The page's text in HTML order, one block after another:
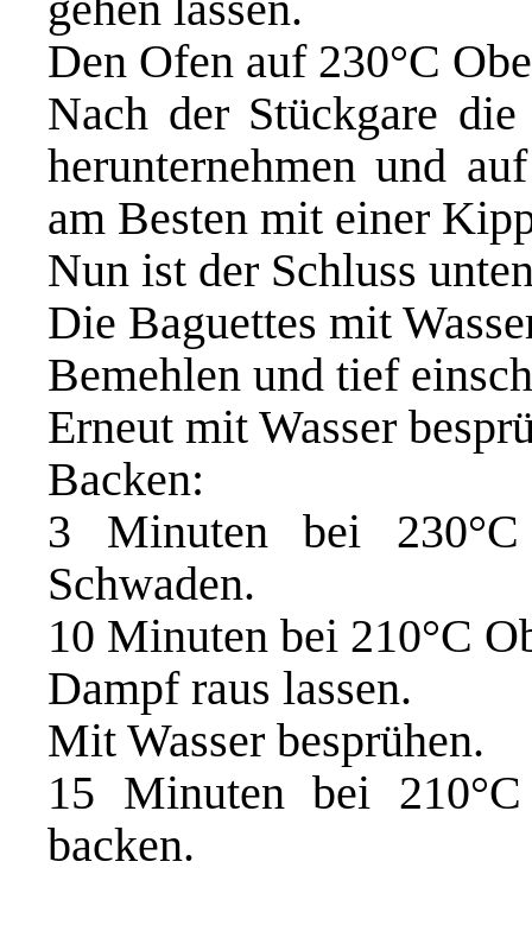
Den Ofen auf 230°C
Nach der Stückgare
herunternehmen und
am Besten mit einer
Nun ist der Schluss
Die Baguettes mit
Bemehlen und tief
Erneut mit Wasser
Backen:
3 Minuten bei
Schwaden.
10 Minuten bei 210°C
Dampf raus lassen.
Mit Wasser besprühen.
15 Minuten bei
backen.